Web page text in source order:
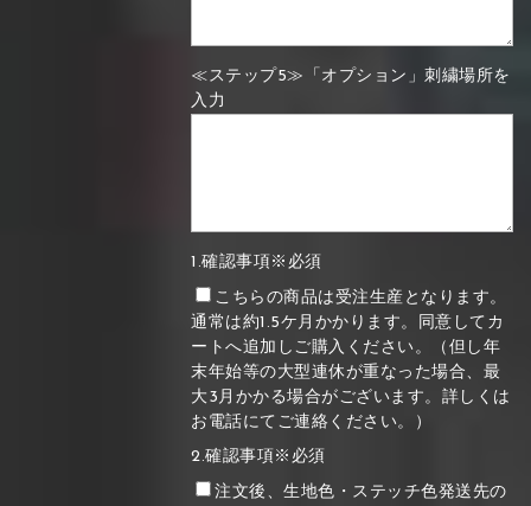
≪ステップ5≫「オプション」刺繍場所を
入力
1.確認事項※必須
こちらの商品は受注生産となります。
通常は約1.5ケ月かかります。同意してカ
ートへ追加しご購入ください。（但し年
末年始等の大型連休が重なった場合、最
大3月かかる場合がございます。詳しくは
お電話にてご連絡ください。）
2.確認事項※必須
注文後、生地色・ステッチ色発送先の